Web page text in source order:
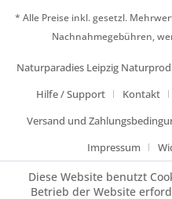
Bestellung an. Wir
durch den Laden und
Wir wünschen Ihnen
* Alle Preise inkl. gesetzl.
Nachnahmegebühren,
Naturparadies Leipzig
Hilfe / Support
Kontakt
Versand und
Impressum
Diese Website benutzt
Betrieb der Website